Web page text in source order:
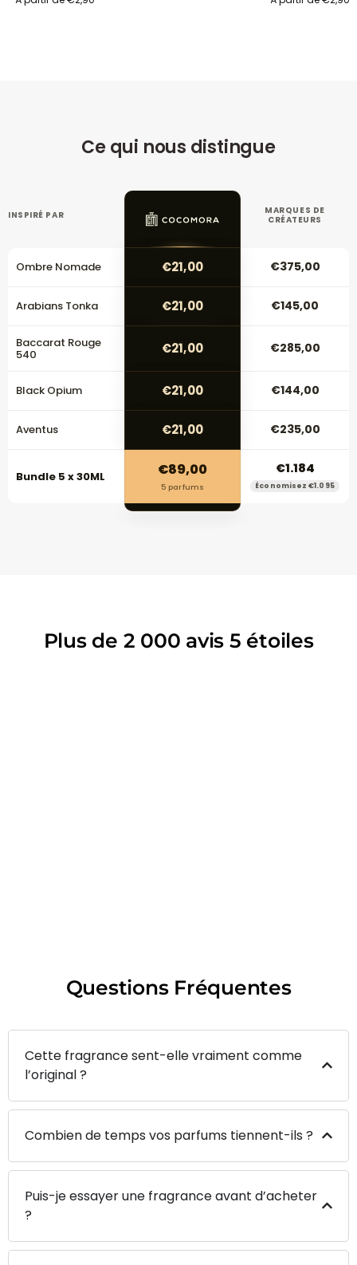
Ce qui nous distingue
INSPIRÉ PAR
MARQUES DE
CRÉATEURS
Ombre Nomade €21,00 €375,00
Arabians Tonka €21,00 €145,00
Baccarat Rouge
540 €21,00 €285,00
Black Opium €21,00 €144,00
Aventus €21,00 €235,00
Bundle 5 x 30ML €89,00
5 parfums
€1.184
Économisez €1.095
Plus de 2 000 avis 5 étoiles
Questions Fréquentes
Cette fragrance sent-elle vraiment comme
l’original ?
Combien de temps vos parfums tiennent-ils ?
Puis-je essayer une fragrance avant d’acheter
?